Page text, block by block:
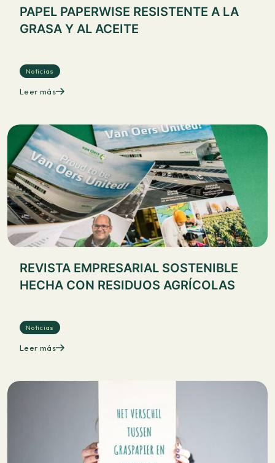
PAPEL PAPERWISE RESISTENTE A LA
GRASA Y AL ACEITE
Noticias
Leer más
REVISTA EMPRESARIAL SOSTENIBLE
HECHA CON RESIDUOS AGRÍCOLAS
Noticias
Leer más